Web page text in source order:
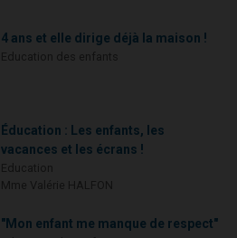
4 ans et elle dirige déjà la maison !
Éducation : Les enfants, les
vacances et les écrans !
"Mon enfant me manque de respect"